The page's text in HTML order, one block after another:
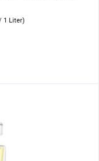
1 Liter)